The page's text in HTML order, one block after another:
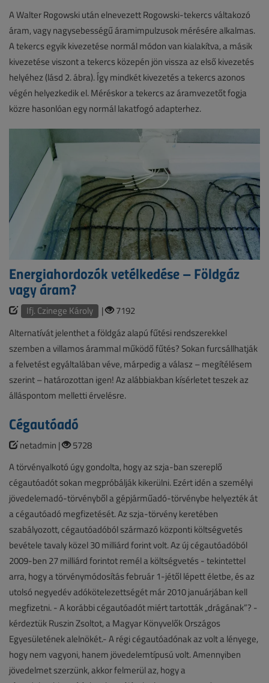
A Walter Rogowski után elnevezett Rogowski-tekercs váltakozó
áram, vagy nagysebességű áramimpulzusok mérésére alkalmas.
A tekercs egyik kivezetése normál módon van kialakítva, a másik
kivezetése viszont a tekercs közepén jön vissza az első kivezetés
helyéhez (lásd 2. ábra). Így mindkét kivezetés a tekercs azonos
végén helyezkedik el. Méréskor a tekercs az áramvezetőt fogja
közre hasonlóan egy normál lakatfogó adapterhez.
Energiahordozók vetélkedése – Földgáz
vagy áram?
Ifj. Czinege Károly |
7192
Alternatívát jelenthet a földgáz alapú fűtési rendszerekkel
szemben a villamos árammal működő fűtés? Sokan furcsállhatják
a felvetést egyáltalában véve, márpedig a válasz – megítélésem
szerint – határozottan igen! Az alábbiakban kísérletet teszek az
álláspontom melletti érvelésre.
Cégautóadó
netadmin |
5728
A törvényalkotó úgy gondolta, hogy az szja-ban szereplő
cégautóadót sokan megpróbálják kikerülni. Ezért idén a személyi
jövedelemadó-törvényből a gépjárműadó-törvénybe helyezték át
a cégautóadó megfizetését. Az szja-törvény keretében
szabályozott, cégautóadóból származó központi költségvetés
bevétele tavaly közel 30 milliárd forint volt. Az új cégautóadóból
2009-ben 27 milliárd forintot remél a költségvetés - tekintettel
arra, hogy a törvénymódosítás február 1-jétől lépett életbe, és az
utolsó negyedév adókötelezettségét már 2010 januárjában kell
megfizetni. - A korábbi cégautóadót miért tartották „drágának”? -
kérdeztük Ruszin Zsoltot, a Magyar Könyvelők Országos
Egyesületének alelnökét.- A régi cégautóadónak az volt a lényege,
hogy nem vagyoni, hanem jövedelemtípusú volt. Amennyiben
jövedelmet szerzünk, akkor felmerül az, hogy a